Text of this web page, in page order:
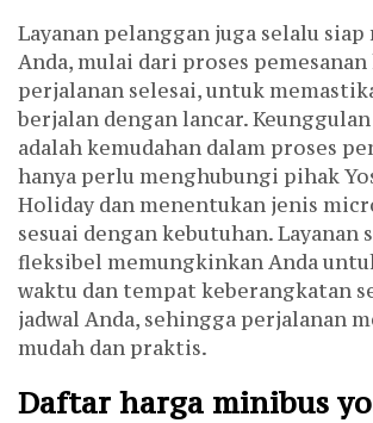
Layanan pelanggan juga selalu
Anda, mulai dari proses
perjalanan selesai, untuk
berjalan dengan lancar.
adalah kemudahan dalam proses
hanya perlu menghubungi pihak
Holiday dan menentukan jenis
sesuai dengan kebutuhan. Layanan
fleksibel memungkinkan Anda
waktu dan tempat keberangkatan
jadwal Anda, sehingga perjalanan
mudah dan praktis.
Daftar harga minibus